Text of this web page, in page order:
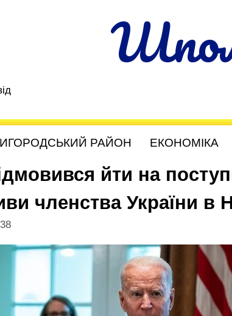
РАЙОН ЕКОНОМІКА
йти на
членства України в